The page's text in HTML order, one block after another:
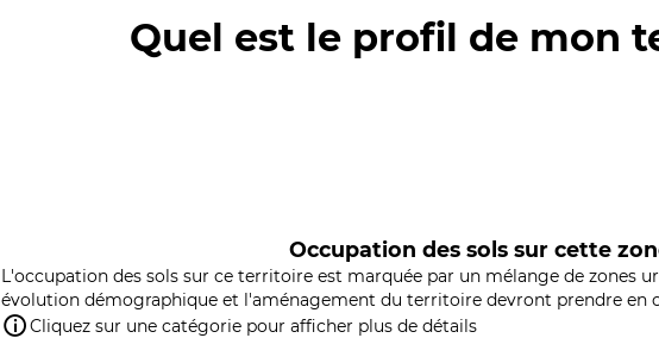
Quel est le profil de mon
Occupation des sols sur cette
L'occupation des sols sur ce territoire est marquée par un mélange de zones
évolution démographique et l'aménagement du territoire devront prendre en
Cliquez sur une catégorie pour afficher plus de détails